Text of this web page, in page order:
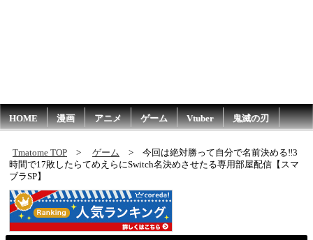
HOME 漫画 アニメ ゲーム Vtuber 鬼滅の刃
Tmatome TOP ゲーム
今回は絶対勝って自分で名前決める‼3
時間で17敗したらてめえらにSwitch名決めさせたる専用部屋配信【スマ
ブラSP】